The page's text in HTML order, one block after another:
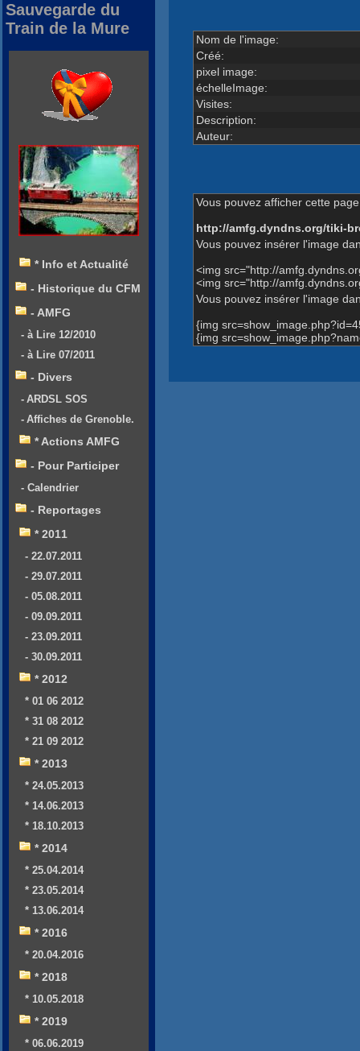
Nom de l'image:
Créé:
pixel image:
échelleImage:
Visites:
Description:
Auteur:
Vous pouvez afficher cette
http://amfg.dyndns.org/tiki-
Vous pouvez insérer l'image
<img src="http://
<img src="http://
Vous pouvez insérer l'image
{img
{img
Sauvegarde du
Train de la Mure
* Info et Actualité
- Historique du CFM
- AMFG
- à Lire 12/2010
- à Lire 07/2011
- Divers
- ARDSL SOS
- Affiches de Grenoble.
* Actions AMFG
- Pour Participer
- Calendrier
- Reportages
* 2011
- 22.07.2011
- 29.07.2011
- 05.08.2011
- 09.09.2011
- 23.09.2011
- 30.09.2011
* 2012
* 01 06 2012
* 31 08 2012
* 21 09 2012
* 2013
* 24.05.2013
* 14.06.2013
* 18.10.2013
* 2014
* 25.04.2014
* 23.05.2014
* 13.06.2014
* 2016
* 20.04.2016
* 2018
* 10.05.2018
* 2019
* 06.06.2019